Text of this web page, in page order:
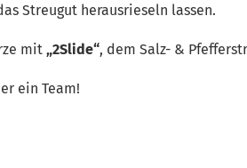
Streugut herausrieseln lassen.
mit „2Slide“, dem Salz- &
ein Team!